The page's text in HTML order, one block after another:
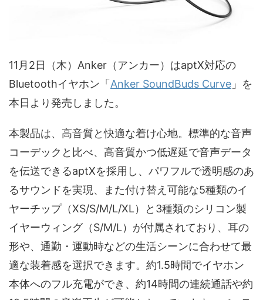
11月2日（木）Anker（アンカー）はaptX対応の
Bluetoothイヤホン「 Anker SoundBuds Curve 」を
本日より発売しました。
本製品は、高音質と快適な着け心地。標準的な音声
コーデックと比べ、高音質かつ低遅延で音声データ
を伝送できるaptXを採用し、パワフルで透明感のあ
るサウンドを実現、また付け替え可能な5種類のイ
ヤーチップ（XS/S/M/L/XL）と3種類のシリコン製
イヤーウィング（S/M/L）が付属されており、耳の
形や、通勤・運動時などの生活シーンに合わせて最
適な装着感を選択できます。約1.5時間でイヤホン
本体へのフル充電ができ、約14時間の連続通話や約